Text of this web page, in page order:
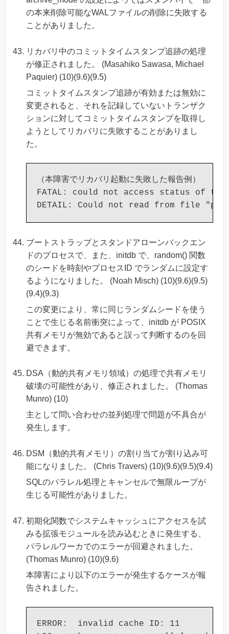
の本来削除可能なWALファイルの削除に失敗する
ことがありました。
リカバリ中のコミットタイムスタンプ追跡の処理
が修正されました。 (Masahiko Sawasa, Michael
Paquier) (10)(9.6)(9.5)
コミットタイムスタンプ追跡が有効または無効に
変更されると、それを記録していないトランザク
ションに対してコミットタイムスタンプを取得し
ようとしてリカバリに失敗することがありまし
た。
（本障害でリカバリ起動に失敗した報告例）
FATAL: could not access status of
ブートストラップとスタンドアローンバックエン
ドのプロセスで、また、initdb で、random() 関数
のシードを時刻やプロセスID でランダムに設定す
るようになりました。 (Noah Misch) (10)(9.6)(9.5)
(9.4)(9.3)
この変更により、常に同じランダムシードを使う
ことで生じる名前衝突によって、initdb が POSIX
共有メモリが無効であると誤って判断するのを回
避できます。
DSA（動的共有メモリ領域）の処理で共有メモリ
破壊の可能性があり、修正されました。 (Thomas
Munro) (10)
主として問い合わせの並列処理で問題が不具合が
発生します。
DSM（動的共有メモリ）の割り当てが割り込み可
能になりました。 (Chris Travers) (10)(9.6)(9.5)(9.4)
SQLのパラレル処理とキャンセルで無限ループが
生じる可能性がありました。
初期化関数でシステムキャッシュにアクセスを試
みる拡張モジュールを読み込むときに発生する、
パラレルワーカでのエラーが回避されました。
(Thomas Munro) (10)(9.6)
本障害により以下のエラーが発生するケースが報
告されました。
ERROR:  invalid cache ID: 11